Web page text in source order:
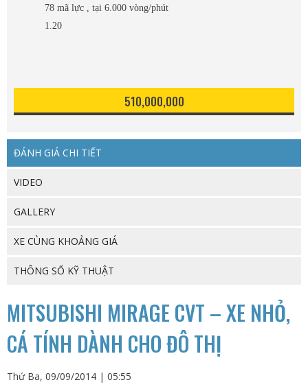
78 mã lực , tại 6.000 vòng/phút
1.20
510,000,000
ĐÁNH GIÁ CHI TIẾT
VIDEO
GALLERY
XE CÙNG KHOẢNG GIÁ
THÔNG SỐ KỸ THUẬT
MITSUBISHI MIRAGE CVT – XE NHỎ,
CÁ TÍNH DÀNH CHO ĐÔ THỊ
Thứ Ba, 09/09/2014 | 05:55